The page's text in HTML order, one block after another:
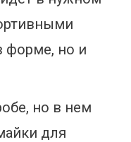
форме, но и
но в нем
для